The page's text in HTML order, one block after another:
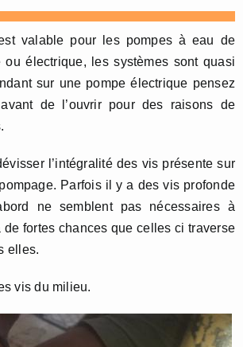
valable pour les pompes à eau de
ou électrique, les systèmes sont quasi
sur une pompe électrique pensez
de l’ouvrir pour des raisons de
l’intégralité des vis présente sur
Parfois il y a des vis profonde
ne semblent pas nécessaires à
fortes chances que celles ci traverse
elles.
vis du milieu.